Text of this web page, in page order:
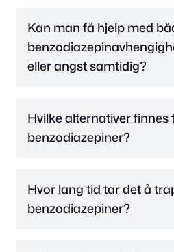
Kan man få hjelp med
eller angst samtidig?
Hvilke alternativer finnes
benzodiazepiner?
Hvor lang tid tar det å
benzodiazepiner?